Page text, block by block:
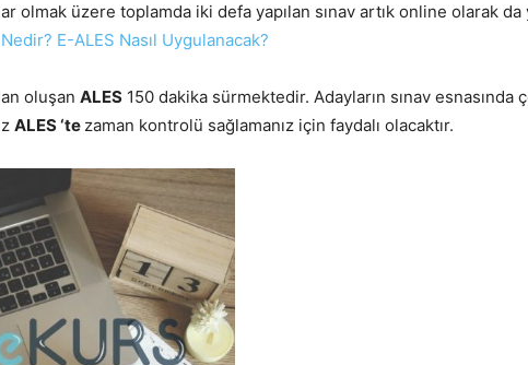
olmak üzere toplamda iki defa yapılan sınav artık online olarak da
E-ALES Nasıl Uygulanacak?
oluşan ALES 150 dakika sürmektedir. Adayların sınav esnasında
ALES ‘te zaman kontrolü sağlamanız için faydalı olacaktır.